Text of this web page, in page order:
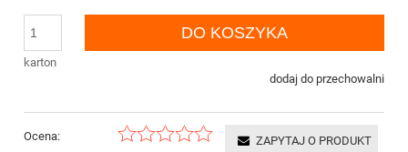
karton
DO KOSZYKA
dodaj do przechowalni
Ocena:
ZAPYTAJ O PRODUKT